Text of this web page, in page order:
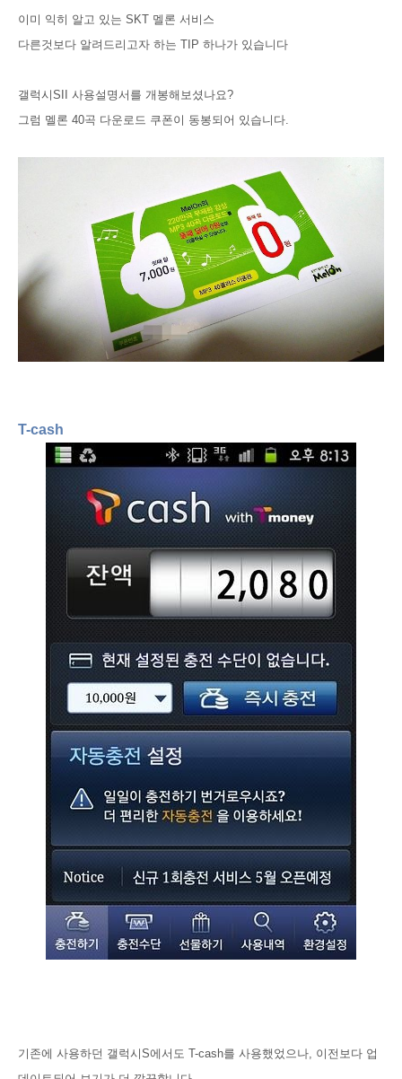
이미 익히 알고 있는 SKT 멜론 서비스
다른것보다 알려드리고자 하는 TIP 하나가 있습니다
갤럭시SII 사용설명서를 개봉해보셨나요?
그럼 멜론 40곡 다운로드 쿠폰이 동봉되어 있습니다.
T-cash
기존에 사용하던 갤럭시S에서도 T-cash를 사용했었으나, 이전보다 업